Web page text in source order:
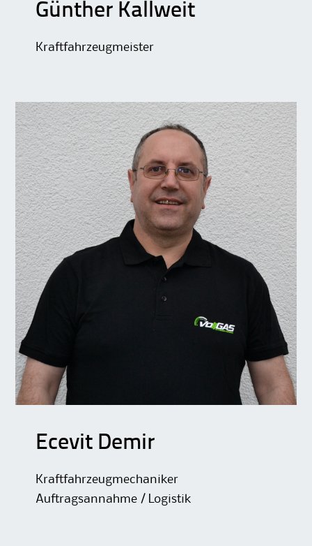
Günther Kallweit
Kraftfahrzeugmeister
Ecevit Demir
Kraftfahrzeugmechaniker
Auftragsannahme / Logistik